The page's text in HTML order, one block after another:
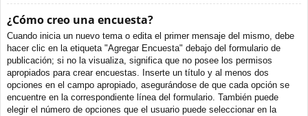
¿Cómo creo una encuesta?
Cuando inicia un nuevo tema o edita el primer mensaje del mismo, debe
hacer clic en la etiqueta "Agregar Encuesta" debajo del formulario de
publicación; si no la visualiza, significa que no posee los permisos
apropiados para crear encuestas. Inserte un título y al menos dos
opciones en el campo apropiado, asegurándose de que cada opción se
encuentre en la correspondiente línea del formulario. También puede
elegir el número de opciones que el usuario puede seleccionar en la